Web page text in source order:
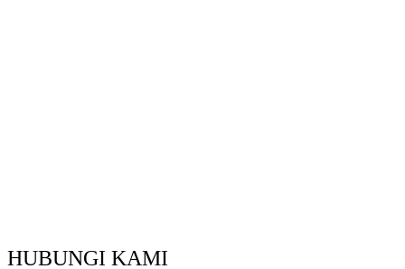
HUBUNGI KAMI